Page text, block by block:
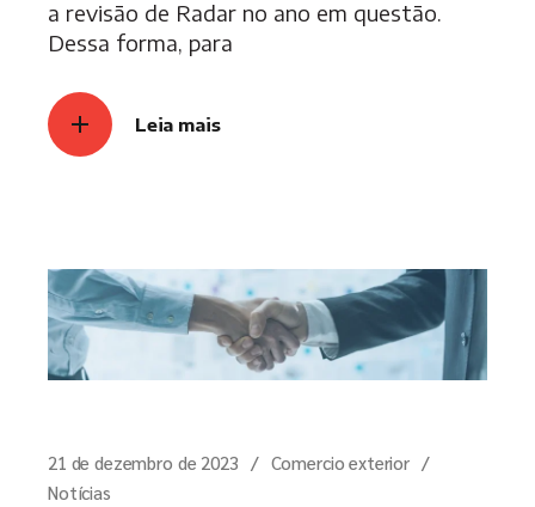
a revisão de Radar no ano em questão.
Dessa forma, para
Leia mais
21 de dezembro de 2023
Comercio exterior
Notícias